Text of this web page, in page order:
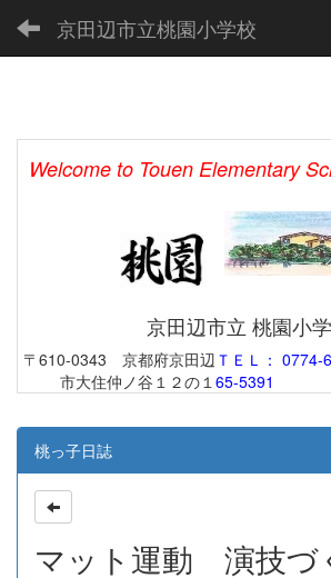
京田辺市立桃園小学校
Welcome to Touen Elementary
京田辺市立 桃園小
〒610-0343 京都府京田辺
市大住仲ノ谷１２の１
ＴＥＬ： 0774-
65-5391
桃っ子日誌
マット運動 演技づ